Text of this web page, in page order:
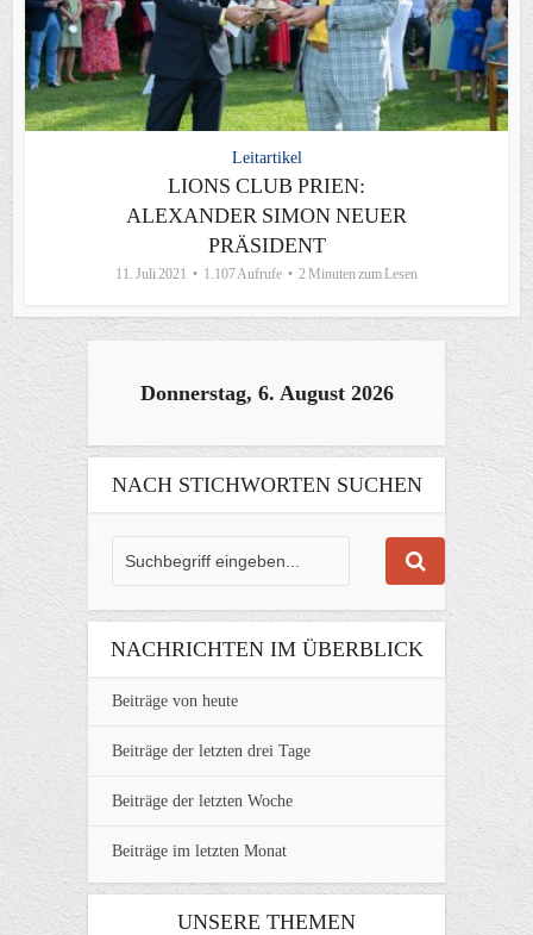
Leitartikel
LIONS CLUB PRIEN:
ALEXANDER SIMON NEUER
PRÄSIDENT
11. Juli 2021 1.107 Aufrufe 2 Minuten zum Lesen
Donnerstag, 6. August 2026
NACH STICHWORTEN SUCHEN
NACHRICHTEN IM ÜBERBLICK
Beiträge von heute
Beiträge der letzten drei Tage
Beiträge der letzten Woche
Beiträge im letzten Monat
UNSERE THEMEN